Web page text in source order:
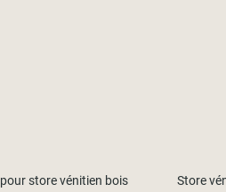
store vénitien bois Store